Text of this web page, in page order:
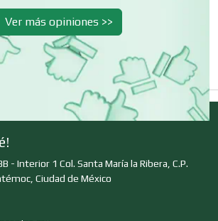
de Belleza
de Rehabilitación
Ver más opiniones >>
- Interior 1 Col. Santa María la Ribera, C.P.
Ciudad de México